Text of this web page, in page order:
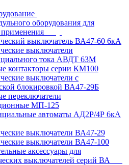
оборудования для
выключатель ВА47-60 6кА
выключатели
тока АВДТ 63М
контакторы серии КМ100
выключатели с
блокировкой ВА47-29Б
переключатели
МП-125
автоматы АД2Р/4Р 6кА
выключатели ВА47-29
выключатели ВА47-100
аксессуары для
выключателей серий ВА